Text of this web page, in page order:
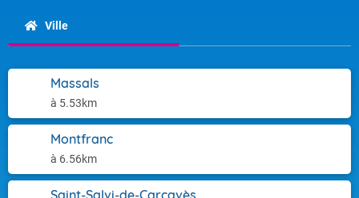
Ville
Massals
à 5.53km
Montfranc
à 6.56km
Saint-Salvi-de-Carcavès